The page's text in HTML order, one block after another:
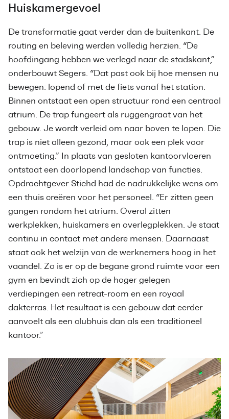
Huiskamergevoel
De transformatie gaat verder dan de buitenkant. De
routing en beleving werden volledig herzien. “De
hoofdingang hebben we verlegd naar de stadskant,”
onderbouwt Segers. “Dat past ook bij hoe mensen nu
bewegen: lopend of met de fiets vanaf het station.
Binnen ontstaat een open structuur rond een centraal
atrium. De trap fungeert als ruggengraat van het
gebouw. Je wordt verleid om naar boven te lopen. Die
trap is niet alleen gezond, maar ook een plek voor
ontmoeting.” In plaats van gesloten kantoorvloeren
ontstaat een doorlopend landschap van functies.
Opdrachtgever Stichd had de nadrukkelijke wens om
een thuis creëren voor het personeel. “Er zitten geen
gangen rondom het atrium. Overal zitten
werkplekken, huiskamers en overlegplekken. Je staat
continu in contact met andere mensen. Daarnaast
staat ook het welzijn van de werknemers hoog in het
vaandel. Zo is er op de begane grond ruimte voor een
gym en bevindt zich op de hoger gelegen
verdiepingen een retreat-room en een royaal
dakterras. Het resultaat is een gebouw dat eerder
aanvoelt als een clubhuis dan als een traditioneel
kantoor.”